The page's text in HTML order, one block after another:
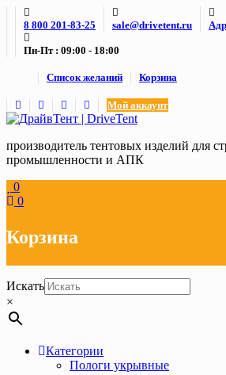
Skip
content
8 800 201-83-25 sale@drivetent.ru
Пн-Пт : 09:00 - 18:00
Список желаний Корзина
Мой аккаунт
производитель тентовых изделий для
промышленности и АПК
0
0
Корзина
Искать
×
Категории
Пологи укрывные